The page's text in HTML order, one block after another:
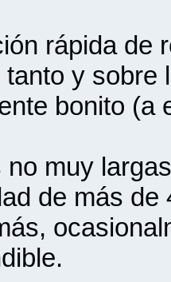
rápida de
y sobre
bonito (a
no muy
de más